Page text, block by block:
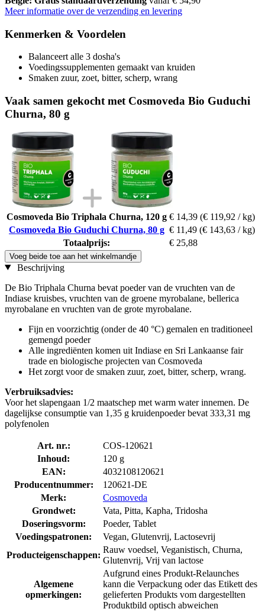
Meer informatie over de verzending en levering
Kenmerken & Voordelen
Balanceert alle 3 dosha's
Voedingssupplementen gemaakt van kruiden
Smaken zuur, zoet, bitter, scherp, wrang
Vaak samen gekocht met Cosmoveda Bio Guduchi
Churna, 80 g
Cosmoveda Bio Triphala Churna, 120 g € 14,39 (€ 119,92 / kg)
Cosmoveda Bio Guduchi Churna, 80 g € 11,49 (€ 143,63 / kg)
Totaalprijs:
€ 25,88
Voeg beide toe aan het winkelmandje
Beschrijving
De Bio Triphala Churna bevat poeder van de vruchten van de
Indiase kruisbes, vruchten van de groene myrobalane, bellerica
myrobalane en vruchten van de grote myrobalane.
Fijn en voorzichtig (onder de 40 °C) gemalen en traditioneel
gemengd poeder
Alle ingrediënten komen uit Indiase en Sri Lankaanse fair
trade en biologische projecten van Cosmoveda
Het zorgt voor de smaken zuur, zoet, bitter, scherp, wrang.
Verbruiksadvies:
Voor het slapengaan 1/2 maatschep met warm water innemen. De
dagelijkse consumptie van 1,35 g kruidenpoeder bevat 333,31 mg
polyfenolen
Art. nr.:
COS-120621
Inhoud:
120 g
EAN:
4032108120621
Producentnummer:
120621-DE
Merk:
Cosmoveda
Grondwet:
Vata, Pitta, Kapha, Tridosha
Doseringsvorm:
Poeder, Tablet
Voedingspatronen:
Vegan, Glutenvrij, Lactosevrij
Producteigenschappen:
Rauw voedsel, Veganistisch, Churna,
Glutenvrij, Vrij van lactose
Algemene
opmerkingen:
Aufgrund eines Produkt-Relaunches
kann die Verpackung oder das Etikett des
gelieferten Produkts vom dargestellten
Produktbild optisch abweichen